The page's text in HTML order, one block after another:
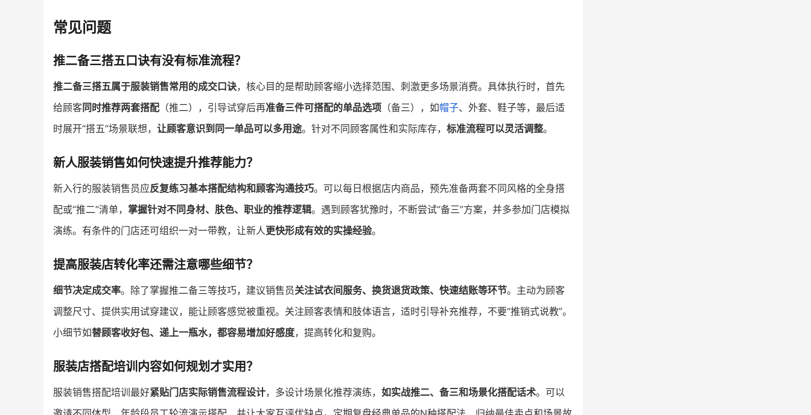
常见问题
推二备三搭五口诀有没有标准流程？
推二备三搭五属于服装销售常用的成交口诀，核心目的是帮助顾客缩小选择范围、刺激更多场景消费。具体执行时，首先
给顾客同时推荐两套搭配 （推二），引导试穿后再准备三件可搭配的单品选项 （备三），如帽子、外套、鞋子等，最后适
时展开“搭五”场景联想， 让顾客意识到同一单品可以多用途。针对不同顾客属性和实际库存， 标准流程可以灵活调整。
新人服装销售如何快速提升推荐能力？
新入行的服装销售员应反复练习基本搭配结构和顾客沟通技巧。可以每日根据店内商品，预先准备两套不同风格的全身搭
配或“推二”清单， 掌握针对不同身材、肤色、职业的推荐逻辑。遇到顾客犹豫时，不断尝试“备三”方案，并多参加门店模拟
演练。有条件的门店还可组织一对一带教，让新人更快形成有效的实操经验。
提高服装店转化率还需注意哪些细节？
细节决定成交率。除了掌握推二备三等技巧，建议销售员关注试衣间服务、换货退货政策、快速结账等环节。主动为顾客
调整尺寸、提供实用试穿建议，能让顾客感觉被重视。关注顾客表情和肢体语言，适时引导补充推荐，不要“推销式说教”。
小细节如替顾客收好包、递上一瓶水，都容易增加好感度，提高转化和复购。
服装店搭配培训内容如何规划才实用？
服装销售搭配培训最好紧贴门店实际销售流程设计，多设计场景化推荐演练， 如实战推二、备三和场景化搭配话术。可以